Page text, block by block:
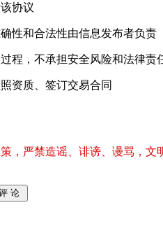
协议
性和合法性由信息发布者负责
程，不承担安全风险和法律责
资质、签订交易合同
，严禁造谣、诽谤、谩骂，文